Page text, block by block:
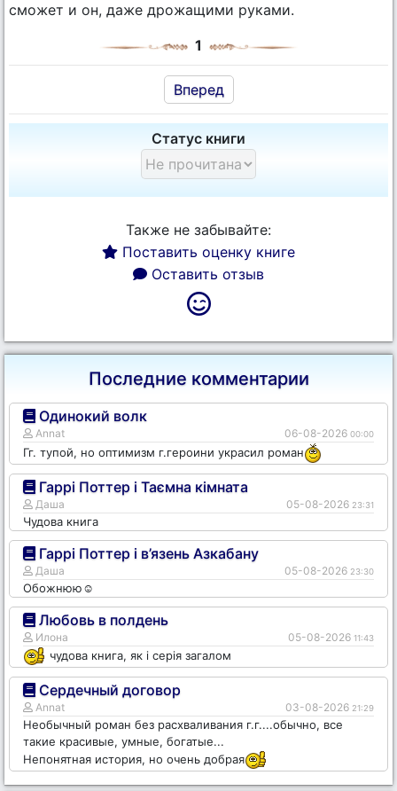
сможет и он, даже дрожащими руками.
1
Вперед
Статус книги
Также не забывайте:
Поставить оценку книге
Оставить отзыв
Последние комментарии
Одинокий волк
Annat 06-08-2026 00:00
Гг. тупой, но оптимизм г.героини украсил роман
Гаррі Поттер і Таємна кімната
Даша 05-08-2026 23:31
Чудова книга
Гаррі Поттер і в’язень Азкабану
Даша 05-08-2026 23:30
Обожнюю☺️
Любовь в полдень
Илона 05-08-2026 11:43
чудова книга, як і серія загалом
Сердечный договор
Annat 03-08-2026 21:29
Необычный роман без расхваливания г.г....обычно, все
такие красивые, умные, богатые...
Непонятная история, но очень добрая